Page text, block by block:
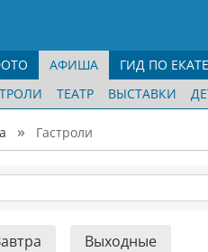
АФИША
ТЕАТР ВЫСТАВКИ
ГИД ПО
Гастроли
Выходные